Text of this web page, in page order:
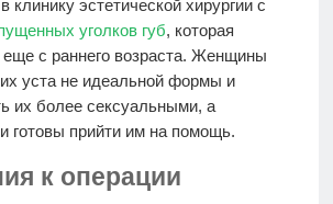
клинику эстетической хирургии с
уголков губ, которая
еще с раннего возраста. Женщины
уста не идеальной формы и
их более сексуальными, а
готовы прийти им на помощь.
к операции